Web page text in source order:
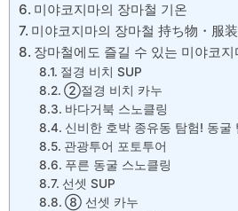
미야코지마의 장마철 기온
미야코지마의 장마철 持ち物・服装
장마철에도 즐길 수 있는 미야코
절경 비치 SUP
②절경 비치 카누
바다거북 스노클링
신비한 호박 종유동 탐험! 동굴
관광투어 포토투어
푸른 동굴 스노클링
선셋 SUP
⑧ 선셋 카누